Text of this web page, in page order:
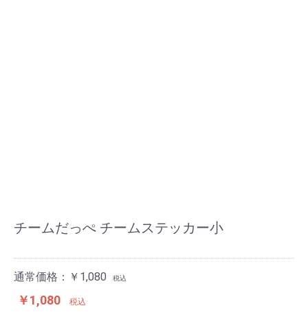
チームだっぺ チームステッカー小
通常価格：￥1,080 税込
￥1,080 税込